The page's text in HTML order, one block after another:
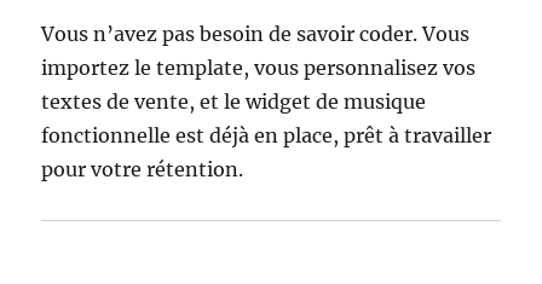
Vous n’avez pas besoin de savoir coder. Vous
importez le template, vous personnalisez vos
textes de vente, et le widget de musique
fonctionnelle est déjà en place, prêt à travailler
pour votre rétention.